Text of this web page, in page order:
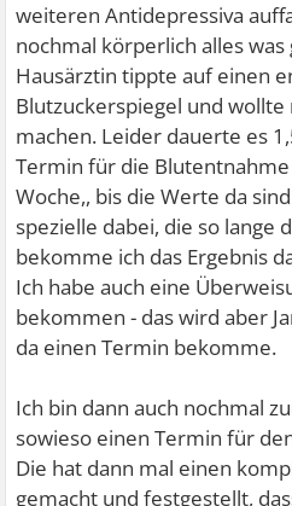
weiteren Antidepressiva
nochmal körperlich alles
Hausärztin tippte auf einen
Blutzuckerspiegel und
machen. Leider dauerte es
Termin für die
Woche,, bis die Werte da
spezielle dabei, die so lange
bekomme ich das Ergebnis
Ich habe auch eine
bekommen - das wird aber
da einen Termin bekomme.
Ich bin dann auch nochmal
sowieso einen Termin für
Die hat dann mal einen
gemacht und festgestellt,